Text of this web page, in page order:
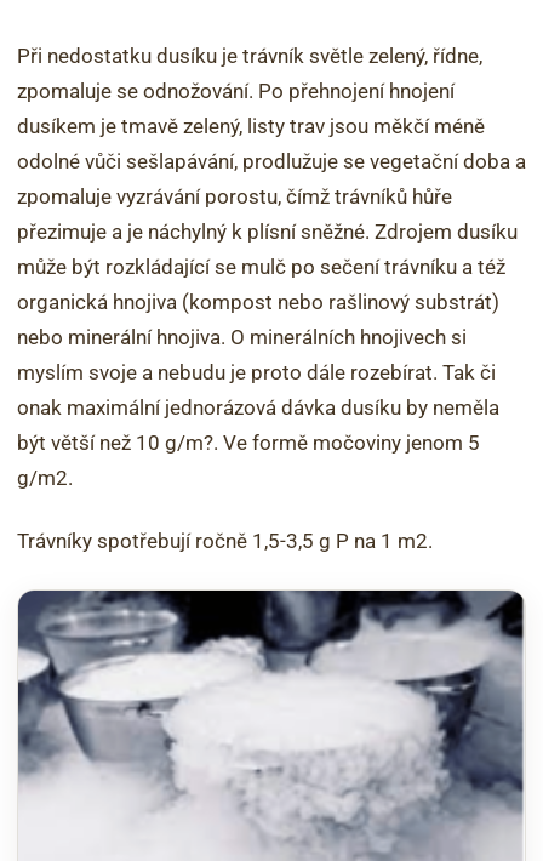
Při nedostatku dusíku je trávník světle zelený, řídne,
zpomaluje se odnožování. Po přehnojení hnojení
dusíkem je tmavě zelený, listy trav jsou měkčí méně
odolné vůči sešlapávání, prodlužuje se vegetační doba a
zpomaluje vyzrávání porostu, čímž trávníků hůře
přezimuje a je náchylný k plísní sněžné. Zdrojem dusíku
může být rozkládající se mulč po sečení trávníku a též
organická hnojiva (kompost nebo rašlinový substrát)
nebo minerální hnojiva. O minerálních hnojivech si
myslím svoje a nebudu je proto dále rozebírat. Tak či
onak maximální jednorázová dávka dusíku by neměla
být větší než 10 g/m?. Ve formě močoviny jenom 5
g/m2.
Trávníky spotřebují ročně 1,5-3,5 g P na 1 m2.